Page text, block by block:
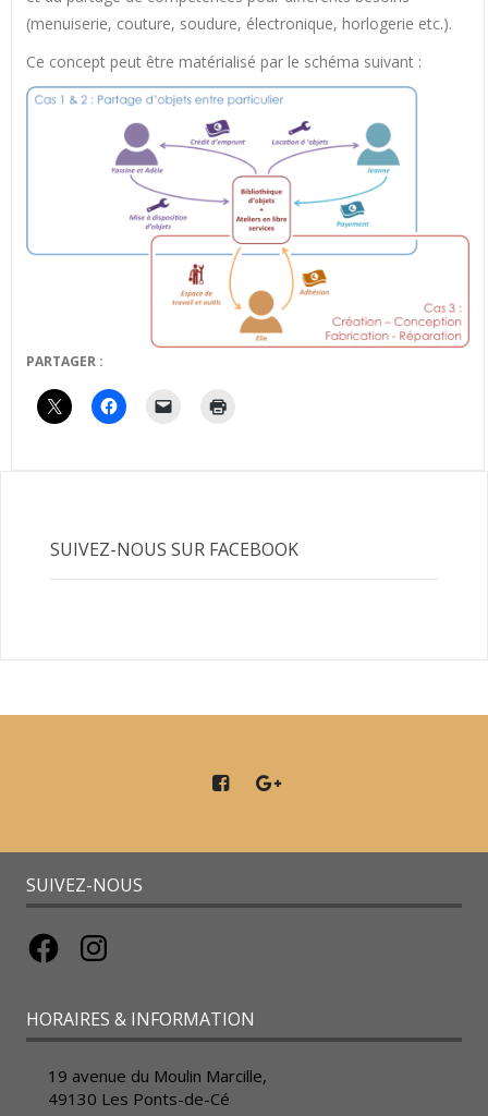
(menuiserie, couture, soudure, électronique, horlogerie etc.).
Ce concept peut être matérialisé par le schéma suivant :
PARTAGER :
SUIVEZ-NOUS SUR FACEBOOK
SUIVEZ-NOUS
FacebookInstagram
HORAIRES & INFORMATION
19 avenue du Moulin Marcille,
49130 Les Ponts-de-Cé